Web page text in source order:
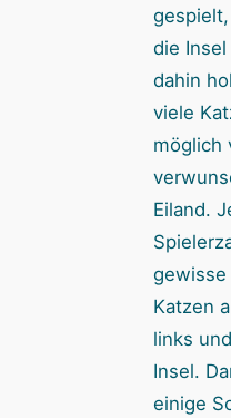
die
dahin
viele
möglich
Eiland.
gewisse
Katzen
links
Insel.
einige